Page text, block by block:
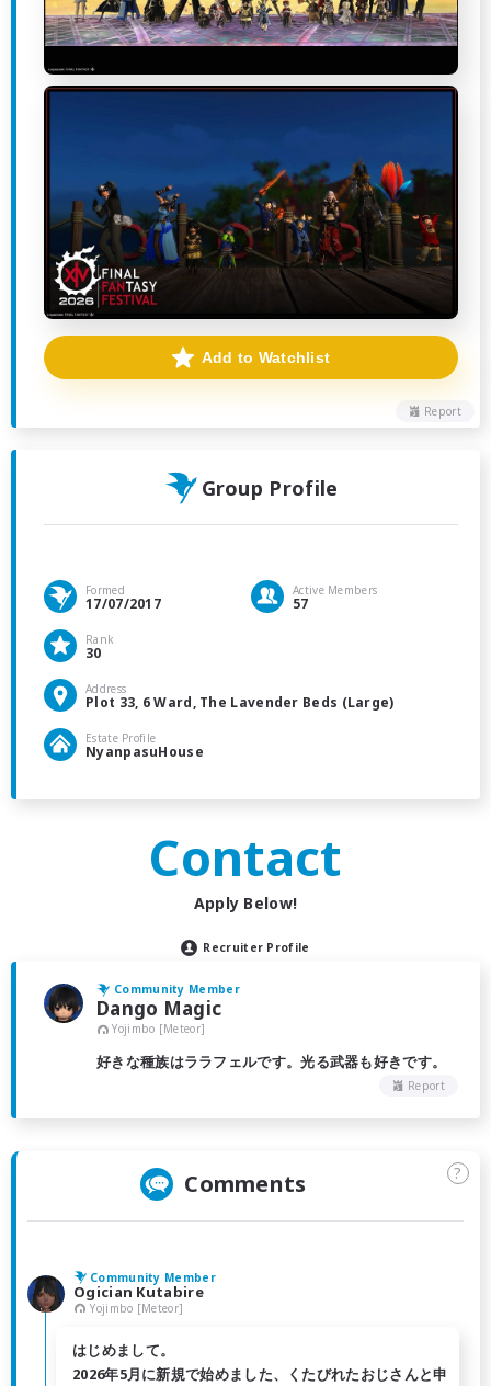
Report
Add to Watchlist
Group Profile
Formed
17/07/2017
Active Members
57
Rank
30
Address
Plot 33, 6 Ward, The Lavender Beds (Large)
Estate Profile
NyanpasuHouse
Contact
Apply Below!
Recruiter Profile
Community Member
Dango Magic
Yojimbo [Meteor]
好きな種族はララフェルです。光る武器も好きです。
Report
Comments ?
Community Member
Ogician Kutabire
Yojimbo [Meteor]
はじめまして。
2026年5月に新規で始めました、くたびれたおじさんと申